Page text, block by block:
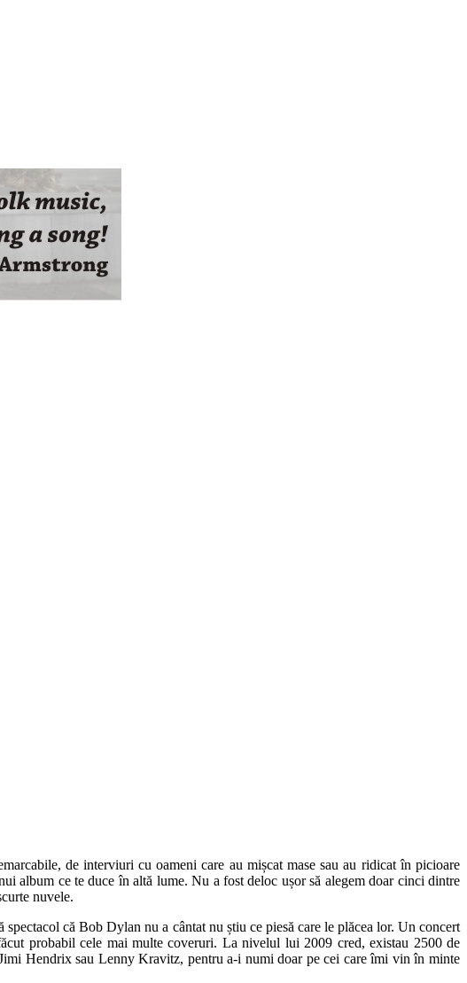
de interviuri cu oameni care au mișcat mase sau au ridicat în picioare
album ce te duce în altă lume. Nu a fost deloc ușor să alegem doar cinci dintre
nuvele.
spectacol că Bob Dylan nu a cântat nu știu ce piesă care le plăcea lor. Un concert
probabil cele mai multe coveruri. La nivelul lui 2009 cred, existau 2500 de
Hendrix sau Lenny Kravitz, pentru a-i numi doar pe cei care îmi vin în minte